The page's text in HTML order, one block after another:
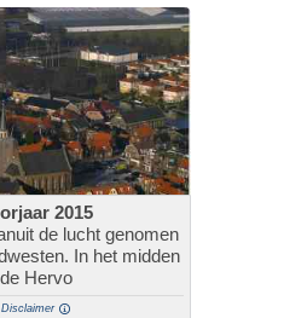
2015
de lucht genomen
In het midden
de Hervo
Disclaimer